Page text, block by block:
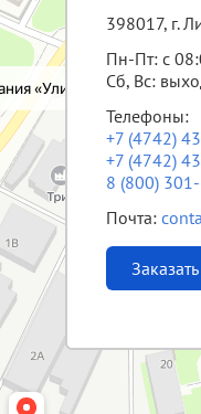
398017, г.
Пн-Пт: с
Сб, Вс:
Телефоны:
+7 (4742)
+7 (4742)
8 (800)
Почта: